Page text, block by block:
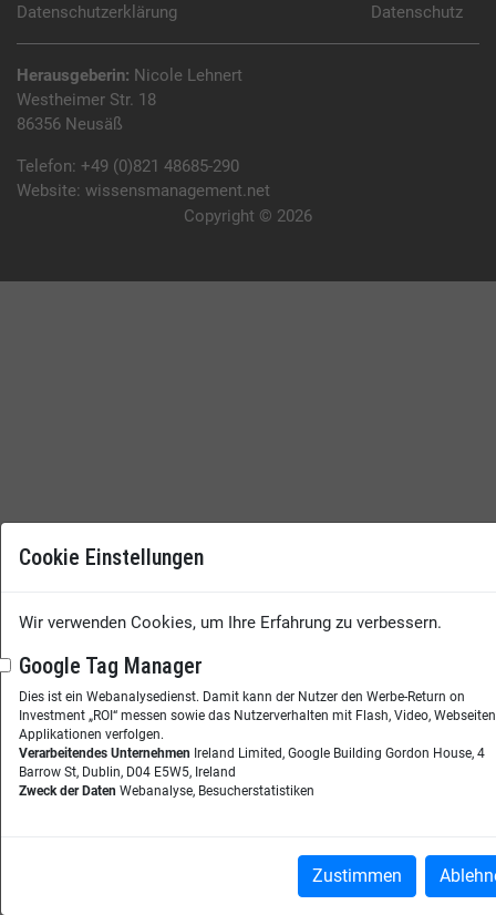
Datenschutzerklärung
Datenschutz
Herausgeberin: Nicole Lehnert
Westheimer Str. 18
86356 Neusäß
Telefon: +49 (0)821 48685-290
Website: wissensmanagement.net
Copyright © 2026
Cookie Einstellungen
Wir verwenden Cookies, um Ihre Erfahrung zu verbessern.
Google Tag Manager
Dies ist ein Webanalysedienst. Damit kann der Nutzer den Werbe-Return on
Investment „ROI“ messen sowie das Nutzerverhalten mit Flash, Video,
Applikationen verfolgen.
Verarbeitendes Unternehmen Ireland Limited, Google Building Gordon House, 4
Barrow St, Dublin, D04 E5W5, Ireland
Zweck der Daten Webanalyse, Besucherstatistiken
Zustimmen